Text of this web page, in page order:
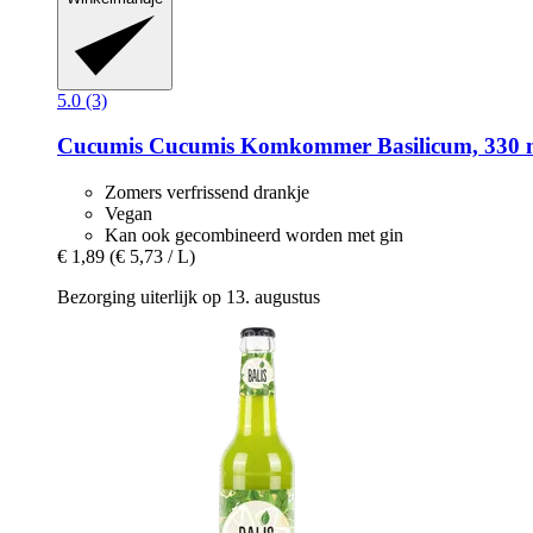
5.0 (3)
Cucumis Cucumis Komkommer Basilicum, 330
Zomers verfrissend drankje
Vegan
Kan ook gecombineerd worden met gin
€ 1,89 (€ 5,73 / L)
Bezorging uiterlijk op 13. augustus